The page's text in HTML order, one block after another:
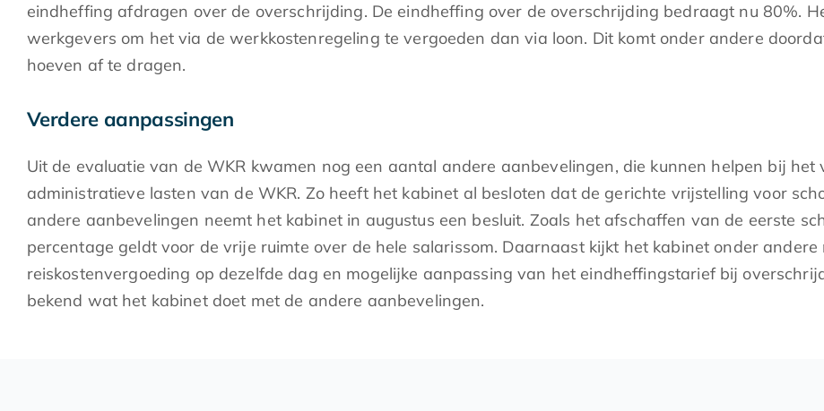
eindheffing afdragen over de overschrijding. De eindheffing over de overschrijding bedraagt nu 80%.
werkgevers om het via de werkkostenregeling te vergoeden dan via loon. Dit komt onder andere
hoeven af te dragen.
Verdere aanpassingen
Uit de evaluatie van de WKR kwamen nog een aantal andere aanbevelingen, die kunnen helpen bij
administratieve lasten van de WKR. Zo heeft het kabinet al besloten dat de gerichte vrijstelling voor
andere aanbevelingen neemt het kabinet in augustus een besluit. Zoals het afschaffen van de eerste
percentage geldt voor de vrije ruimte over de hele salarissom. Daarnaast kijkt het kabinet onder
reiskostenvergoeding op dezelfde dag en mogelijke aanpassing van het eindheffingstarief bij
bekend wat het kabinet doet met de andere aanbevelingen.